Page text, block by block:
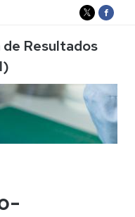
Resultados